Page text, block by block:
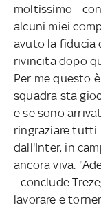
moltissimo -
alcuni miei
avuto la fiducia
rivincita dopo
Per me questo
squadra sta
e se sono
ringraziare tutti
dall'Inter, in
ancora viva.
- conclude
lavorare e